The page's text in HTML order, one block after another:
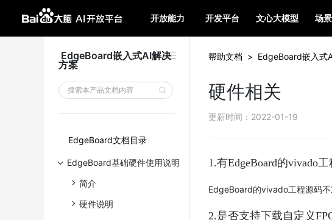
开放能力 开发平台 文心大模型 场
EdgeBoard嵌入式AI解决
方案
EdgeBoard文档目录
EdgeBoard基础硬件使用说明
简介
硬件说明
帮助文档 > EdgeBoard嵌入式
硬件相关
更新时间 ： 2022-01-19
1.有EdgeBoard的vivado
EdgeBoard的vivado工程源码
2.是否支持下载自定义